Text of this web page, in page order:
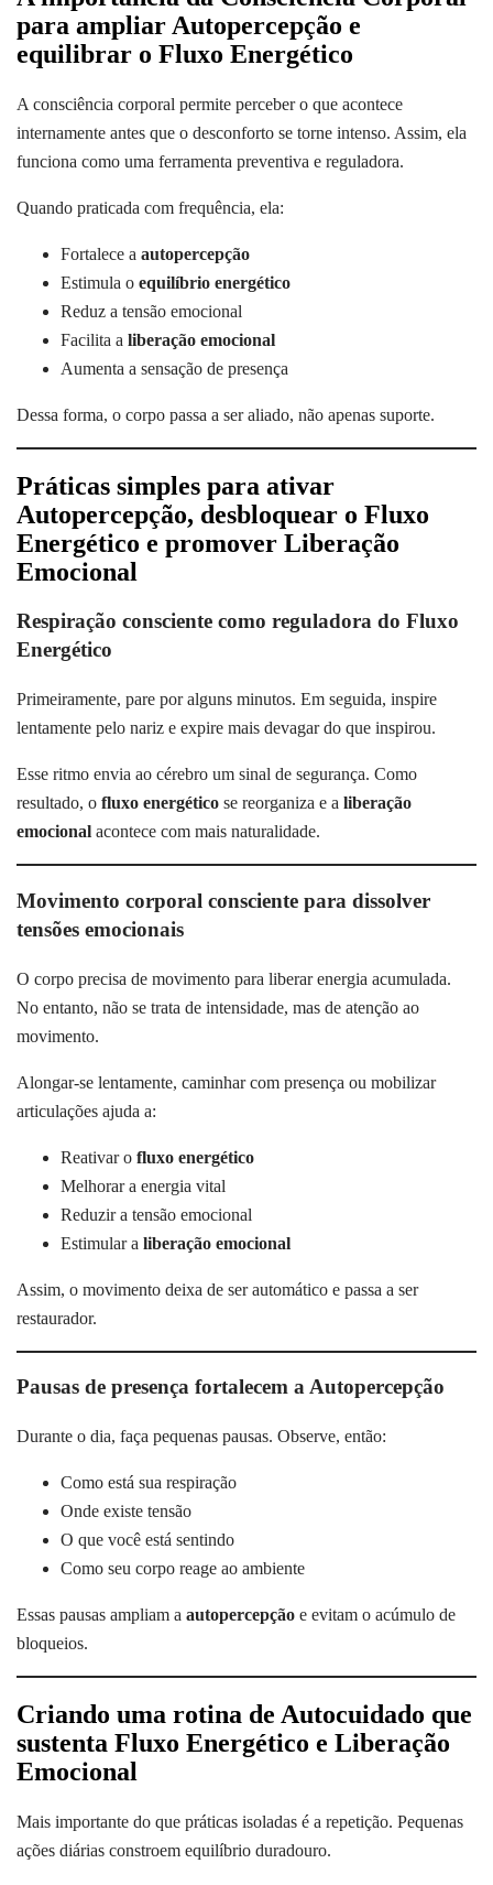
para ampliar Autopercepção e
equilibrar o Fluxo Energético
A consciência corporal permite perceber o que acontece
internamente antes que o desconforto se torne intenso. Assim, ela
funciona como uma ferramenta preventiva e reguladora.
Quando praticada com frequência, ela:
Fortalece a autopercepção
Estimula o equilíbrio energético
Reduz a tensão emocional
Facilita a liberação emocional
Aumenta a sensação de presença
Dessa forma, o corpo passa a ser aliado, não apenas suporte.
Práticas simples para ativar
Autopercepção, desbloquear o Fluxo
Energético e promover Liberação
Emocional
Respiração consciente como reguladora do Fluxo
Energético
Primeiramente, pare por alguns minutos. Em seguida, inspire
lentamente pelo nariz e expire mais devagar do que inspirou.
Esse ritmo envia ao cérebro um sinal de segurança. Como
resultado, o fluxo energético se reorganiza e a liberação
emocional acontece com mais naturalidade.
Movimento corporal consciente para dissolver
tensões emocionais
O corpo precisa de movimento para liberar energia acumulada.
No entanto, não se trata de intensidade, mas de atenção ao
movimento.
Alongar-se lentamente, caminhar com presença ou mobilizar
articulações ajuda a:
Reativar o fluxo energético
Melhorar a energia vital
Reduzir a tensão emocional
Estimular a liberação emocional
Assim, o movimento deixa de ser automático e passa a ser
restaurador.
Pausas de presença fortalecem a Autopercepção
Durante o dia, faça pequenas pausas. Observe, então:
Como está sua respiração
Onde existe tensão
O que você está sentindo
Como seu corpo reage ao ambiente
Essas pausas ampliam a autopercepção e evitam o acúmulo de
bloqueios.
Criando uma rotina de Autocuidado que
sustenta Fluxo Energético e Liberação
Emocional
Mais importante do que práticas isoladas é a repetição. Pequenas
ações diárias constroem equilíbrio duradouro.